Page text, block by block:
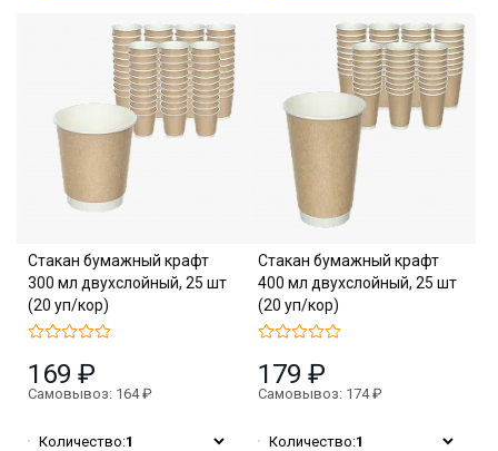
Стакан бумажный крафт
300 мл двухслойный, 25 шт
(20 уп/кор)
169 ₽
Самовывоз: 164 ₽
Количество:1
Стакан бумажный крафт
400 мл двухслойный, 25 шт
(20 уп/кор)
179 ₽
Самовывоз: 174 ₽
Количество:1